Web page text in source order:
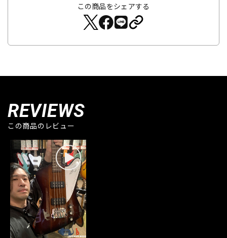
この商品をシェアする
REVIEWS
この商品のレビュー